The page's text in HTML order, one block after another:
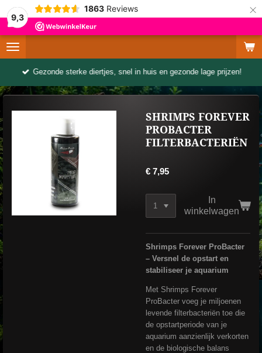
9,3
1863 Reviews ×
Gezonde sterke diertjes, snel in huis en gezonde lage prijzen!
SHRIMPS FOREVER
PROBACTER
FILTERBACTERIËN
€ 7,95
In
winkelwagen
Shrimps Forever ProBacter
– Versnel de opstart en
stabiliseer je aquarium
Met Shrimps Forever
ProBacter voeg je miljoenen
levende filterbacteriën toe die
de opstartperiode van je
aquarium aanzienlijk verkorten
en de biologische balans